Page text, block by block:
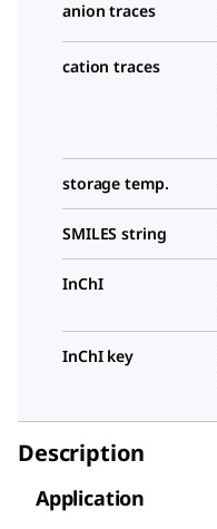
anion traces
cation traces
storage temp.
SMILES string
InChI
InChI key
Description
Application